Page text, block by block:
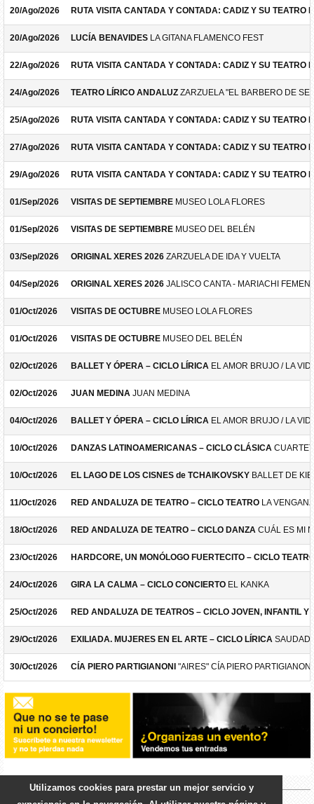
20/Ago/2026 RUTA VISITA CANTADA Y CONTADA: CADIZ Y SU TEATRO
20/Ago/2026 LUCÍA BENAVIDES LA GITANA FLAMENCO FEST
22/Ago/2026 RUTA VISITA CANTADA Y CONTADA: CADIZ Y SU TEATRO
24/Ago/2026 TEATRO LÍRICO ANDALUZ ZARZUELA "EL BARBERO DE
25/Ago/2026 RUTA VISITA CANTADA Y CONTADA: CADIZ Y SU TEATRO
27/Ago/2026 RUTA VISITA CANTADA Y CONTADA: CADIZ Y SU TEATRO
29/Ago/2026 RUTA VISITA CANTADA Y CONTADA: CADIZ Y SU TEATRO
01/Sep/2026 VISITAS DE SEPTIEMBRE MUSEO LOLA FLORES
01/Sep/2026 VISITAS DE SEPTIEMBRE MUSEO DEL BELÉN
03/Sep/2026 ORIGINAL XERES 2026 ZARZUELA DE IDA Y VUELTA
04/Sep/2026 ORIGINAL XERES 2026 JALISCO CANTA - MARIACHI
01/Oct/2026 VISITAS DE OCTUBRE MUSEO LOLA FLORES
01/Oct/2026 VISITAS DE OCTUBRE MUSEO DEL BELÉN
02/Oct/2026 BALLET Y ÓPERA – CICLO LÍRICA EL AMOR BRUJO / LA
02/Oct/2026 JUAN MEDINA JUAN MEDINA
04/Oct/2026 BALLET Y ÓPERA – CICLO LÍRICA EL AMOR BRUJO / LA
10/Oct/2026 DANZAS LATINOAMERICANAS – CICLO CLÁSICA
10/Oct/2026 EL LAGO DE LOS CISNES de TCHAIKOVSKY BALLET DE
11/Oct/2026 RED ANDALUZA DE TEATRO – CICLO TEATRO LA
18/Oct/2026 RED ANDALUZA DE TEATRO – CICLO DANZA CUÁL ES MI
23/Oct/2026 HARDCORE, UN MONÓLOGO FUERTECITO – CICLO
24/Oct/2026 GIRA LA CALMA – CICLO CONCIERTO EL KANKA
25/Oct/2026 RED ANDALUZA DE TEATROS – CICLO JOVEN, INFANTIL Y
29/Oct/2026 EXILIADA. MUJERES EN EL ARTE – CICLO LÍRICA
30/Oct/2026 CÍA PIERO PARTIGIANONI "AIRES" CÍA PIERO PARTIGIANONI
Utilizamos cookies para prestar un mejor servicio y